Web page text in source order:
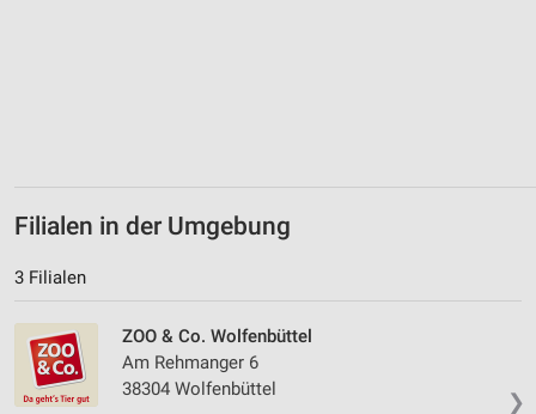
Filialen in der Umgebung
3 Filialen
❯
ZOO & Co. Wolfenbüttel
Am Rehmanger 6
38304 Wolfenbüttel
Verwendung von Profilen zur Auswahl
personalisierter Inhalte
Messung der Performance von Inhalten
Analyse von Zielgruppen durch Statistiken oder